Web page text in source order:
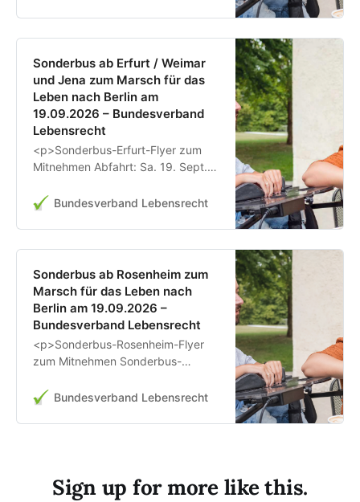
Abfahrt in Berlin Übernachtung:
Hostel am Hauptbahnhof Berlin […]
</p>\n
Sonderbus ab Erfurt / Weimar
und Jena zum Marsch für das
Leben nach Berlin am
19.09.2026 – Bundesverband
Lebensrecht
<p>Sonderbus-Erfurt-Flyer zum
Mitnehmen Abfahrt: Sa. 19. Sept.,
gegenüber Landgericht - 8:30 Uhr
Rudolstädter Str. 19 - 9:00 Uhr
Jena: Endhaltestelle - Jena-
Lobeda-Ost, […]</p>\n
Bundesverband Lebensrecht
Sonderbus ab Rosenheim zum
Marsch für das Leben nach
Berlin am 19.09.2026 –
Bundesverband Lebensrecht
<p>Sonderbus-Rosenheim-Flyer
zum Mitnehmen Sonderbus-
Abfahrt: Sa. 19. Sept., 3 Uhr
Zustieg in München und Nürnberg,
</p>\n
Bundesverband Lebensrecht
Sign up for more like this.